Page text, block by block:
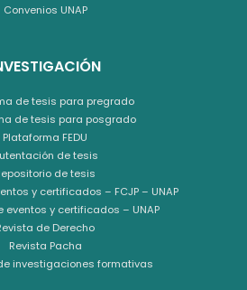
Convenios UNAP
de tesis para pregrado
de tesis para posgrado
Plataforma FEDU
de tesis
de tesis
y certificados – FCJP – UNAP
eventos y certificados – UNAP
de Derecho
Revista Pacha
investigaciones formativas